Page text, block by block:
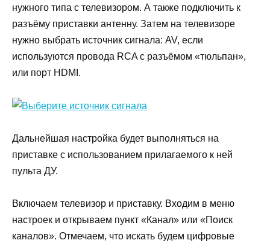
нужного типа с телевизором. А также подключить к
разъёму приставки антенну. Затем на телевизоре
нужно выбрать источник сигнала: AV, если
используются провода RCA с разъёмом «тюльпан»,
или порт HDMI.
Дальнейшая настройка будет выполняться на
приставке с использованием прилагаемого к ней
пульта ДУ.
Включаем телевизор и приставку. Входим в меню
настроек и открываем пункт «Канал» или «Поиск
каналов». Отмечаем, что искать будем цифровые